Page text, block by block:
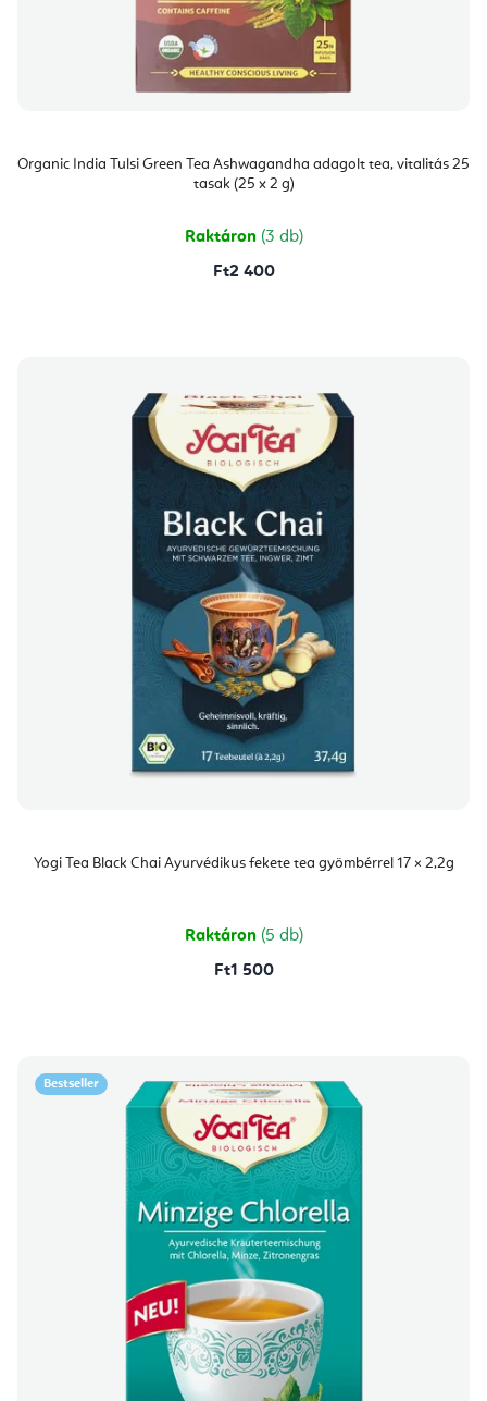
Organic India Tulsi Green Tea Ashwagandha adagolt tea, vitalitás 25
tasak (25 x 2 g)
Raktáron (3 db)
Ft2 400
Yogi Tea Black Chai Ayurvédikus fekete tea gyömbérrel 17 × 2,2g
Raktáron (5 db)
Ft1 500
Bestseller